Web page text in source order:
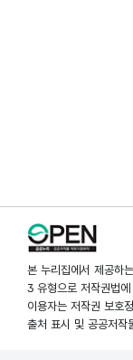
본 누리집에서 제공하
3 유형으로 저작권법
이용자는 저작권 보호
출처 표시 및 공공저작